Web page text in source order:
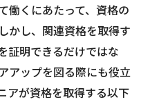
働くにあたって、資格の
かし、関連資格を取得す
証明できるだけではな
アップを図る際にも役立
アが資格を取得する以下